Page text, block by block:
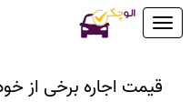
Toggle
قیمت اجاره برخی از